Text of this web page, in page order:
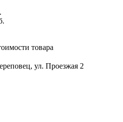
товара
ул. Проезжая 2